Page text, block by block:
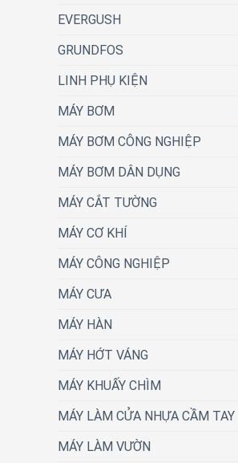
EVERGUSH
GRUNDFOS
LINH PHỤ KIỆN
MÁY BƠM
MÁY BƠM CÔNG NGHIỆP
MÁY BƠM DÂN DỤNG
MÁY CẮT TƯỜNG
MÁY CƠ KHÍ
MÁY CÔNG NGHIỆP
MÁY CƯA
MÁY HÀN
MÁY HỚT VÁNG
MÁY KHUẤY CHÌM
MÁY LÀM CỬA NHỰA CẦM TAY
MÁY LÀM VƯỜN